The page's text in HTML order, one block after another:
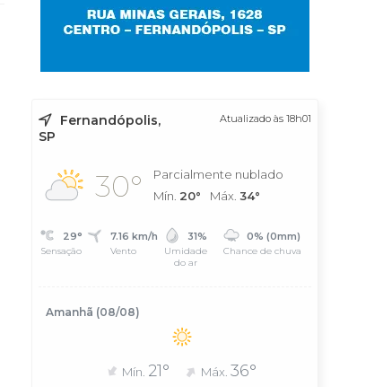
Fernandópolis,
SP
Atualizado às 18h01
30°
Parcialmente nublado
Mín. 20° Máx. 34°
29°
Sensação
7.16 km/h
Vento
31%
Umidade
do ar
0% (0mm)
Chance de chuva
Amanhã (08/08)
Mín. 21° Máx.36°